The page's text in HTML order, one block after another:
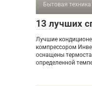
Бытовая техника
13 лучших
Лучшие
компрессором
оснащены
определенной